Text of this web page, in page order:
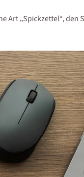
Art „Spickzettel“, den